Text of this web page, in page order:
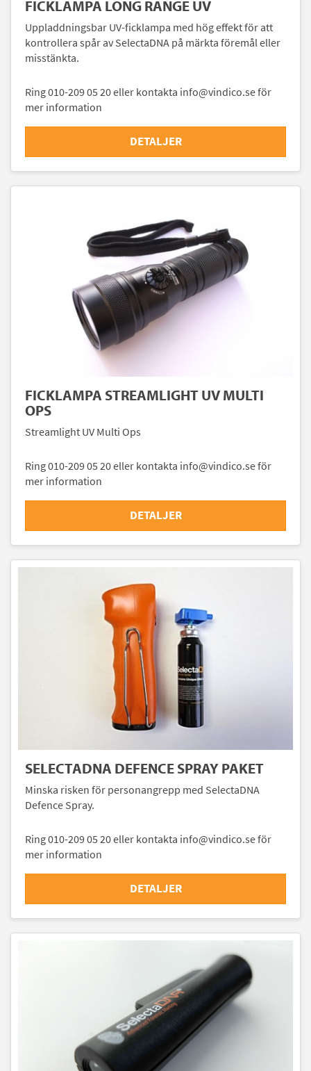
FICKLAMPA LONG RANGE UV
Uppladdningsbar UV-ficklampa med hög effekt för att
kontrollera spår av SelectaDNA på märkta föremål eller
misstänkta.
Ring 010-209 05 20 eller kontakta info@vindico.se för
mer information
DETALJER
FICKLAMPA STREAMLIGHT UV MULTI
OPS
Streamlight UV Multi Ops
Ring 010-209 05 20 eller kontakta info@vindico.se för
mer information
DETALJER
SELECTADNA DEFENCE SPRAY PAKET
Minska risken för personangrepp med SelectaDNA
Defence Spray.
Ring 010-209 05 20 eller kontakta info@vindico.se för
mer information
DETALJER